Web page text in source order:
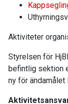
Aktiviteter
Styrelsen för
befintlig sektion
ny för